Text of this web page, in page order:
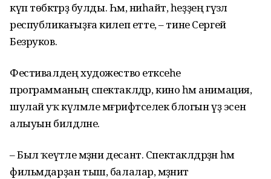
күп төбәктәрҙә булды. Һәм, ниһайәт, һеҙҙең гүзәл
республикағыҙға килеп етте, – тине Сергей
Безруков.
Фестивалдең художество етәксеһе
программаның спектаклдәр, кино һәм анимация,
шулай уҡ күләмле мәғрифәтселек блогын үҙ эсенә
алыуын билдәләне.
– Был ҡеүәтле мәҙәни десант. Спектаклдәрҙән һәм
фильмдарҙан тыш, балалар, мәҙәниәт